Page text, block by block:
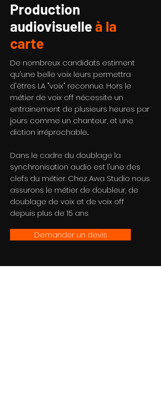
Production
audiovisuelleà la
carte
De nombreux candidats estiment
qu'une belle voix leurs permettra
d'êtres LA "voix" reconnue. Hors le
métier de voix off nécessite un
entrainement de plusieurs heures par
jours comme un chanteur, et une
diction irréprochable...
Dans le cadre du doublage la
synchronisation audio est l'une des
clefs du métier. Chez Awa Studio nous
assurons le métier de doubleur, de
doublage de voix et de voix off
depuis plus de 15 ans
Demander un devis